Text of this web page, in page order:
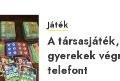
Játék
A
gyerekek
telefont